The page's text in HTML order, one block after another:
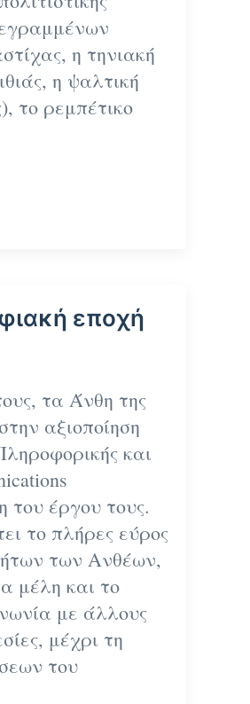
η τηνιακή
η ψαλτική
το ρεμπέτικο
εποχή
τα Άνθη της
αξιοποίηση
και
του έργου τους.
το πλήρες εύρος
των Ανθέων,
μέλη και το
με άλλους
μέχρι τη
του